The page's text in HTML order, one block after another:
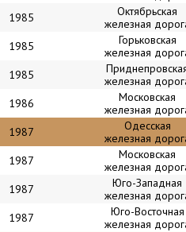
1985
Октябрьская
железная
1985
Горьковская
железная
1985
железная
1986
Московская
железная
1987
Одесская
железная
1987
Московская
железная
1987
Юго-Западная
железная
1987
Юго-Восточная
железная